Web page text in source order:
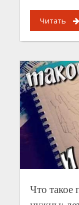
Читать
Что такое